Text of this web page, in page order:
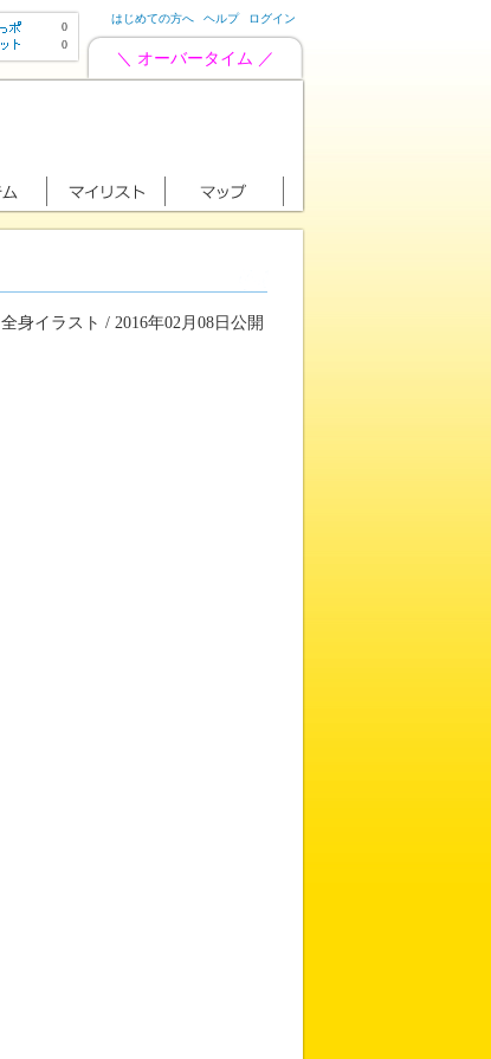
0
0
はじめての方へ ヘルプ ログイン
＼ オーバータイム ／
全身イラスト / 2016年02月08日公開